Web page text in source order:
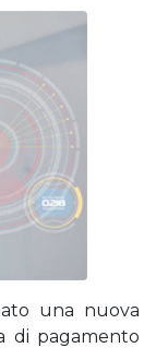
una nuova
di pagamento